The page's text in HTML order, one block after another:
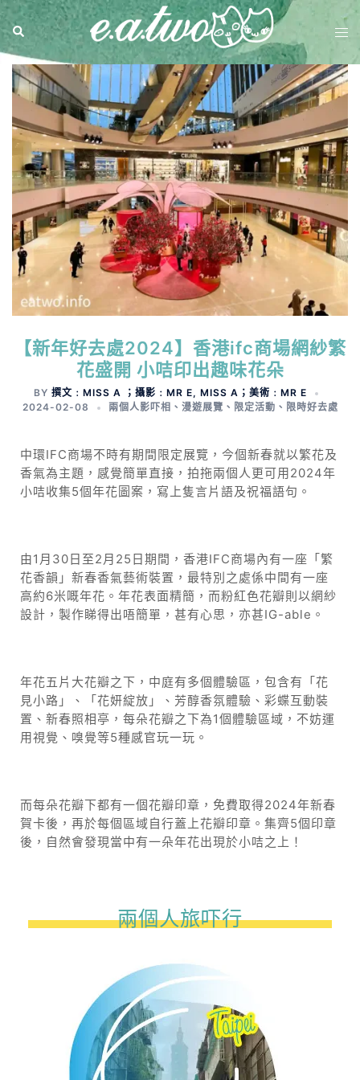
【新年好去處2024】香港ifc商場網紗繁
花盛開 小咭印出趣味花朵
BY 撰文﹕MISS A ；攝影﹕MR E, MISS A；美術﹕MR E
2024-02-08
兩個人影吓相 、 漫遊展覽 、 限定活動 、 限時好去處
中環IFC商場不時有期間限定展覽，今個新春就以繁花及
香氣為主題，感覺簡單直接，拍拖兩個人更可用2024年
小咭收集5個年花圖案，寫上隻言片語及祝福語句。
由1月30日至2月25日期間，香港IFC商場內有一座「繁
花香韻」新春香氣藝術裝置，最特別之處係中間有一座
高約6米嘅年花。年花表面精簡，而粉紅色花瓣則以網紗
設計，製作睇得出唔簡單，甚有心思，亦甚IG-able。
年花五片大花瓣之下，中庭有多個體驗區，包含有「花
見小路」、「花妍綻放」、芳醇香氛體驗、彩蝶互動裝
置、新春照相亭，每朵花瓣之下為1個體驗區域，不妨運
用視覺、嗅覺等5種感官玩一玩。
而每朵花瓣下都有一個花瓣印章，免費取得2024年新春
賀卡後，再於每個區域自行蓋上花瓣印章。集齊5個印章
後，自然會發現當中有一朵年花出現於小咭之上！
兩個人旅吓行